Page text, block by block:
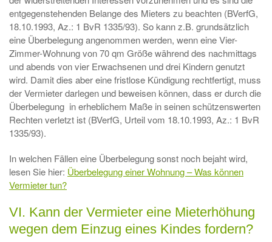
entgegenstehenden Belange des Mieters zu beachten (BVerfG,
18.10.1993, Az.: 1 BvR 1335/93). So kann z.B. grundsätzlich
eine Überbelegung angenommen werden, wenn eine Vier-
Zimmer-Wohnung von 70 qm Größe während des nachmittags
und abends von vier Erwachsenen und drei Kindern genutzt
wird. Damit dies aber eine fristlose Kündigung rechtfertigt, muss
der Vermieter darlegen und beweisen können, dass er durch die
Überbelegung in erheblichem Maße in seinen schützenswerten
Rechten verletzt ist (BVerfG, Urteil vom 18.10.1993, Az.: 1 BvR
1335/93).
In welchen Fällen eine Überbelegung sonst noch bejaht wird,
lesen Sie hier: Überbelegung einer Wohnung – Was können
Vermieter tun?
VI. Kann der Vermieter eine Mieterhöhung
wegen dem Einzug eines Kindes fordern?